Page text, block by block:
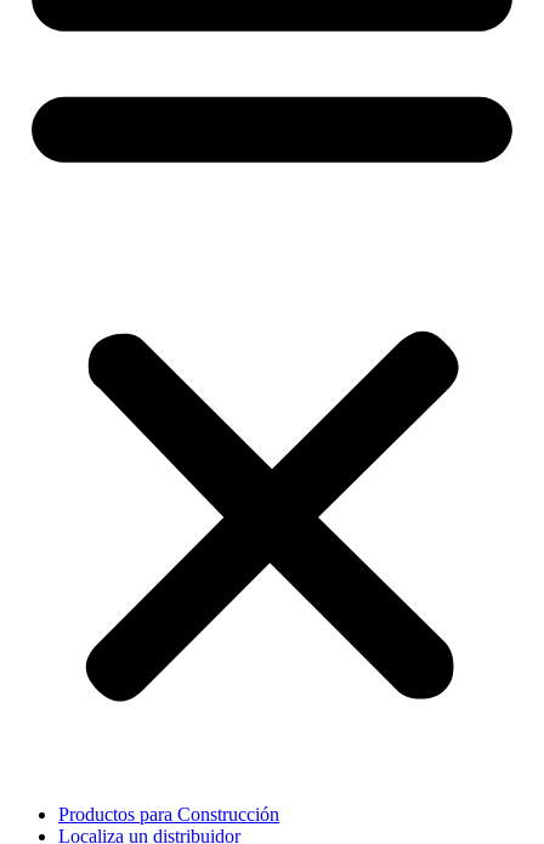
Productos para Construcción
Localiza un distribuidor